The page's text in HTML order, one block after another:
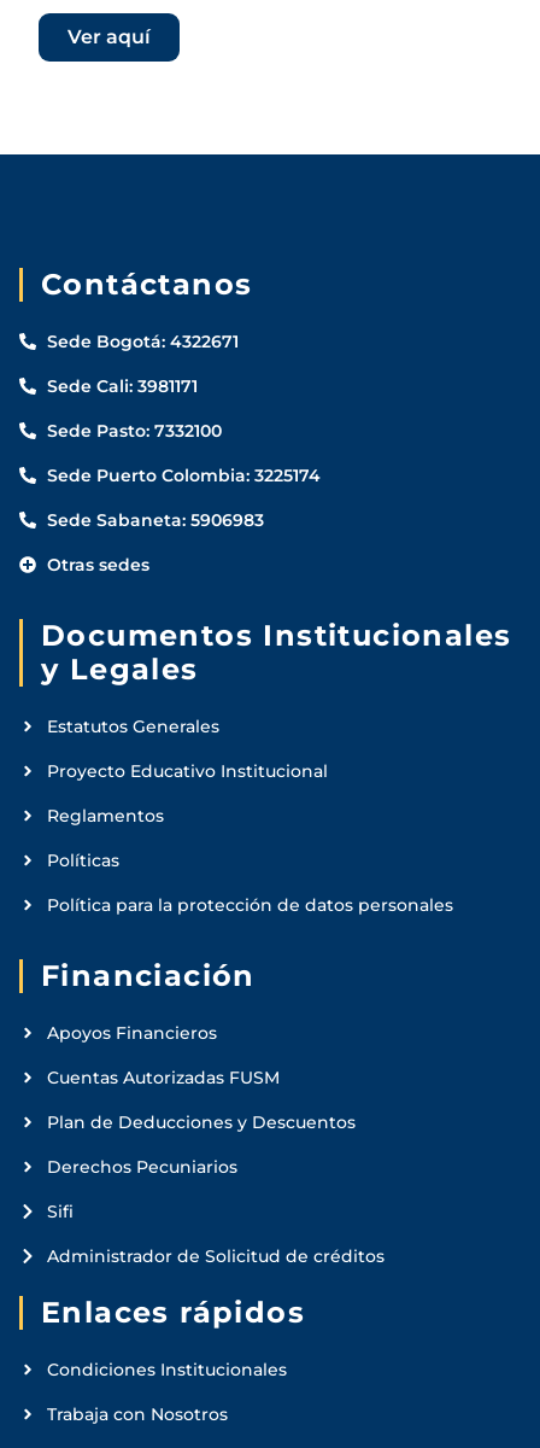
Ver aquí
Contáctanos
Sede Bogotá: 4322671
Sede Cali: 3981171
Sede Pasto: 7332100
Sede Puerto Colombia: 3225174
Sede Sabaneta: 5906983
Otras sedes
Documentos Institucionales
y Legales
Estatutos Generales
Proyecto Educativo Institucional
Reglamentos
Políticas
Política para la protección de datos personales
Financiación
Apoyos Financieros
Cuentas Autorizadas FUSM
Plan de Deducciones y Descuentos
Derechos Pecuniarios
Sifi
Administrador de Solicitud de créditos
Enlaces rápidos
Condiciones Institucionales
Trabaja con Nosotros